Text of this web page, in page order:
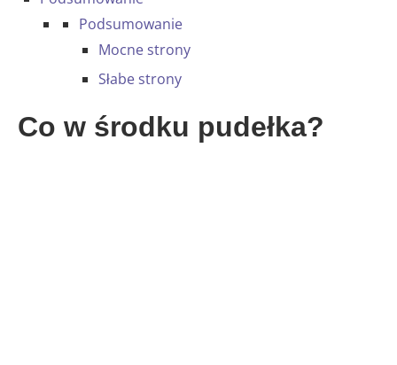
Podsumowanie
Mocne strony
Słabe strony
Co w środku pudełka?